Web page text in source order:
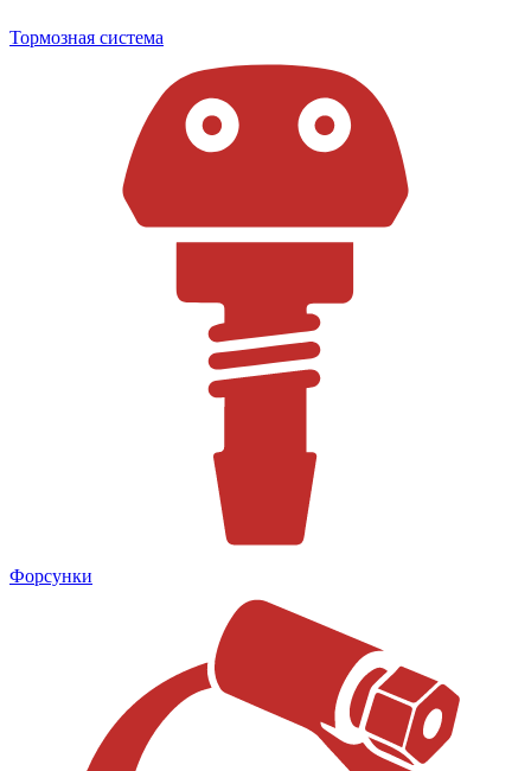
Тормозная система
Форсунки